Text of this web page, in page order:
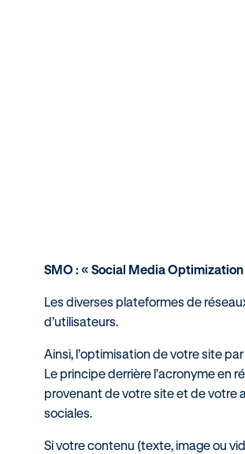
SMO : « Social Media
Les diverses plateformes de
d’utilisateurs.
Ainsi, l’optimisation de votre site
Le principe derrière l’acronyme en
provenant de votre site et de votre
sociales.
Si votre contenu (texte, image ou